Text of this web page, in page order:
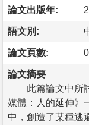
論文出版年:
語文別:
論文頁數: 0
論文摘要
此篇論文中所討
媒體：人的延伸》
中，創造了某種逃